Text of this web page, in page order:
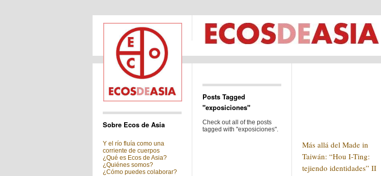
Sobre Ecos de Asia
Y el río fluía como una
corriente de cuerpos
¿Qué es Ecos de Asia?
¿Quiénes somos?
¿Cómo puedes colaborar?
Posts Tagged
"exposiciones"
Check out all of the posts
tagged with "exposiciones".
Más allá del Made in
Taiwán: “Hou I-Ting:
tejiendo identidades” II